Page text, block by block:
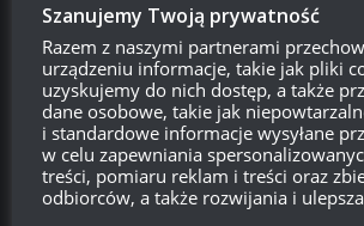
007 Reply toHhjj 11:32, 22
3 era w Wot? No i ta ortografia.
0 Odpowiedz
Szanujemy Twoją prywatność
Razem z naszymi partnerami
urządzeniu informacje, takie jak pliki
uzyskujemy do nich dostęp, a także
dane osobowe, takie jak
i standardowe informacje wysyłane
w celu zapewniania
treści, pomiaru reklam i treści oraz
odbiorców, a także rozwijania i